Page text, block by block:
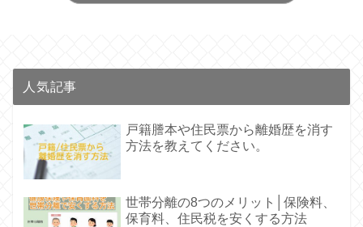
人気記事
戸籍謄本や住民票から離婚歴を消す
方法を教えてください。
世帯分離の8つのメリット│保険料、
保育料、住民税を安くする方法